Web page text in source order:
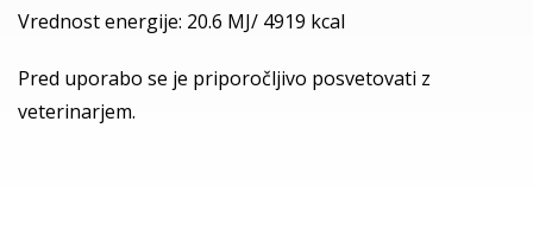
Vrednost energije: 20.6 MJ/ 4919 kcal
Pred uporabo se je priporočljivo posvetovati z
veterinarjem.